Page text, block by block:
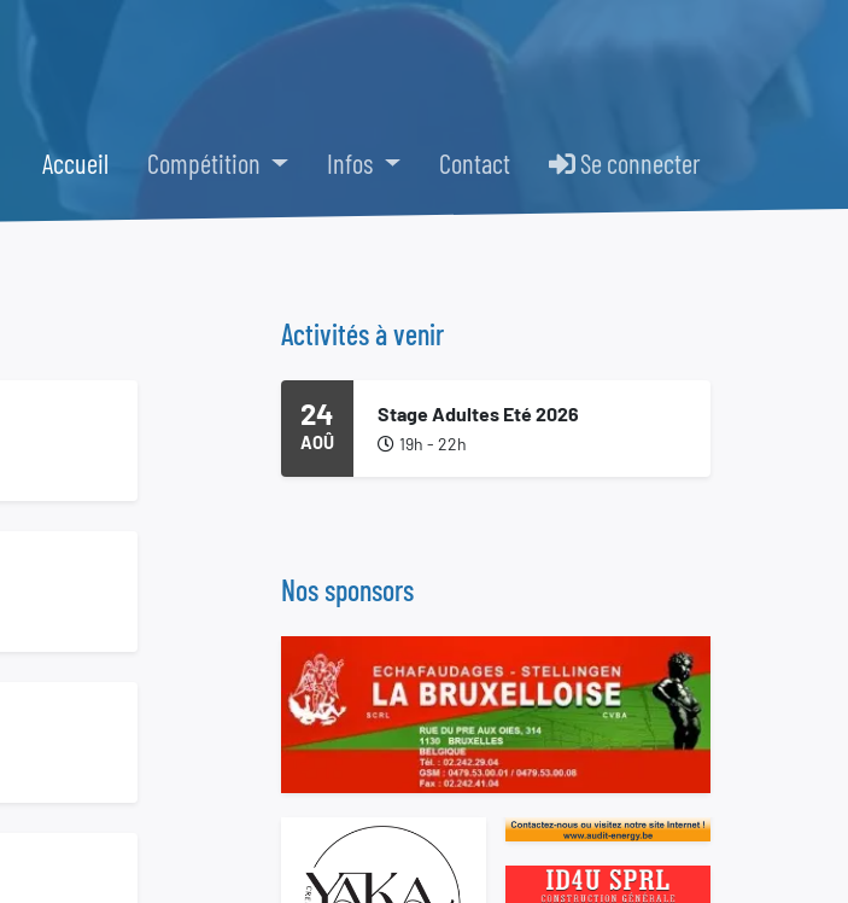
Accueil Compétition Infos Contact Se connecter
Activités à venir
24
AOÛ
Stage Adultes Eté 2026
19h - 22h
Nos sponsors